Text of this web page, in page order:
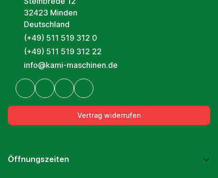
32423 Minden
Deutschland
(+49) 511 519 312 0
(+49) 511 519 312 22
info@kami-maschinen.de
Vertrag widerrufen
Öffnungszeiten